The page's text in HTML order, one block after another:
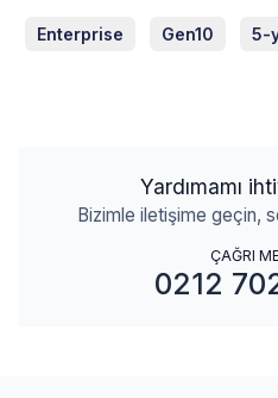
Enterprise Gen10 5-
Yardımamı
Bizimle iletişime geçin,
ÇAĞRI
0212